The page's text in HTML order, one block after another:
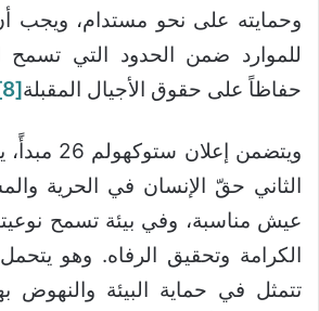
وحمايته على نحو مستدام، ويجب
للموارد ضمن الحدود التي تسمح
حفاظاً على حقوق الأجيال المقبلة[8]
ويتضمن
الثاني حقّ الإنسان في الحرية
عيش مناسبة، وفي بيئة تسمح
الكرامة وتحقيق الرفاه. وهو
تتمثل في حماية البيئة والنهوض